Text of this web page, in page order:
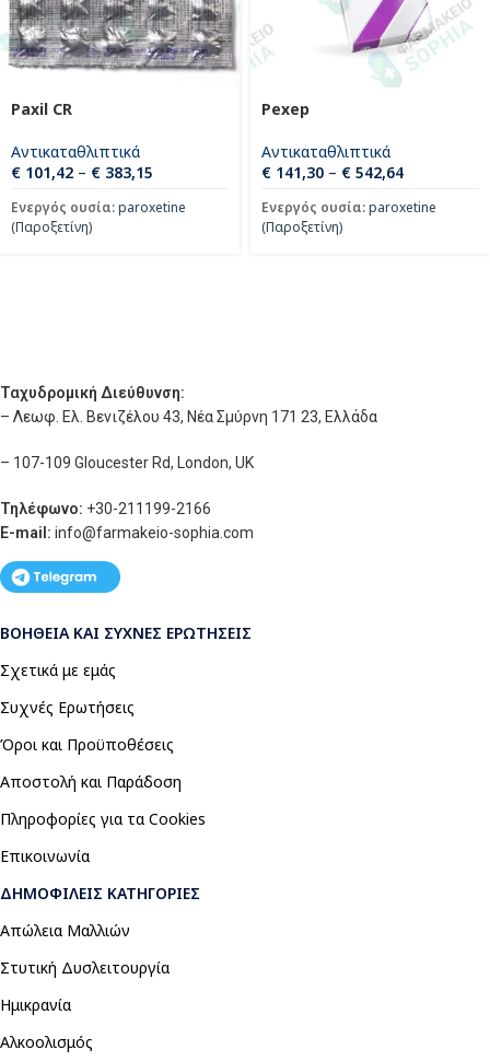
Paxil CR
Αντικαταθλιπτικά
€ 101,42 – € 383,15
Ενεργός ουσία:paroxetine
(Παροξετίνη)
Pexep
Αντικαταθλιπτικά
€ 141,30 – € 542,64
Ενεργός ουσία:paroxetine
(Παροξετίνη)
Ταχυδρομική Διεύθυνση:
– Λεωφ. Ελ. Βενιζέλου 43, Νέα Σμύρνη 171 23, Ελλάδα
– 107-109 Gloucester Rd, London, UK
Τηλέφωνο: +30-211199-2166
E-mail: info@farmakeio-sophia.com
ΒΟΉΘΕΙΑ ΚΑΙ ΣΥΧΝΈΣ ΕΡΩΤΉΣΕΙΣ
Σχετικά με εμάς
Συχνές Ερωτήσεις
Όροι και Προϋποθέσεις
Αποστολή και Παράδοση
Πληροφορίες για τα Cookies
Επικοινωνία
ΔΗΜΟΦΙΛΕΊΣ ΚΑΤΗΓΟΡΊΕΣ
Απώλεια Μαλλιών
Στυτική Δυσλειτουργία
Ημικρανία
Αλκοολισμός